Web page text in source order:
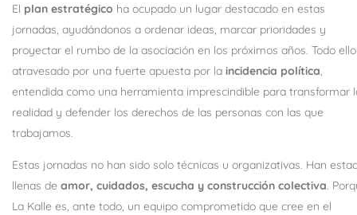
El plan estratégico ha ocupado un lugar destacado en estas
jornadas, ayudándonos a ordenar ideas, marcar prioridades y
proyectar el rumbo de la asociación en los próximos años. Todo ello
atravesado por una fuerte apuesta por la incidencia política,
entendida como una herramienta imprescindible para transformar
realidad y defender los derechos de las personas con las que
trabajamos.
Estas jornadas no han sido solo técnicas u organizativas. Han
llenas de amor, cuidados, escucha y construcción colectiva.
La Kalle es, ante todo, un equipo comprometido que cree en el